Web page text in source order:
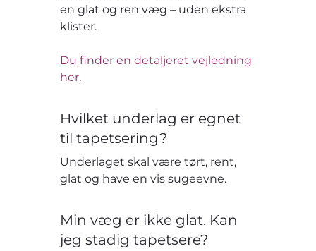
en glat og ren væg – uden ekstra
klister.
Du finder en detaljeret vejledning
her.
Hvilket underlag er egnet
til tapetsering?
Underlaget skal være tørt, rent,
glat og have en vis sugeevne.
Min væg er ikke glat. Kan
jeg stadig tapetsere?